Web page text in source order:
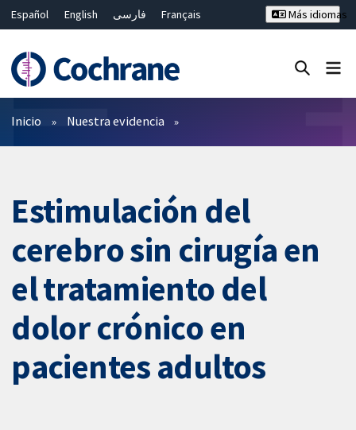
Español English فارسی
Français
Bahasa Malaysia
ไทย 繁體中文
Más idiomas
Filtros
Inicio Nuestra evidencia
Estimulación del
cerebro sin cirugía en
el tratamiento del
dolor crónico en
pacientes adultos